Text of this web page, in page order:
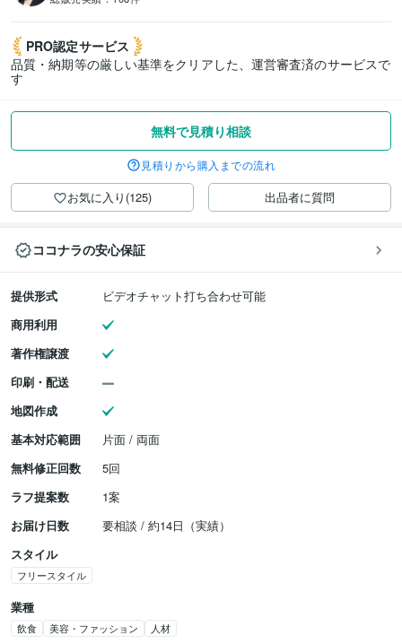
PRO認定サービス
品質・納期等の厳しい基準をクリアした、運営審査済のサービスで
す
無料で見積り相談
見積りから購入までの流れ
お気に入り(125) 出品者に質問
ココナラの安心保証
提供形式
ビデオチャット打ち合わせ可能
商用利用
著作権譲渡
印刷・配送
地図作成
基本対応範囲
片面 / 両面
無料修正回数
5回
ラフ提案数
1案
お届け日数
要相談 / 約14日（実績）
スタイル
フリースタイル
業種
飲食 美容・ファッション 人材